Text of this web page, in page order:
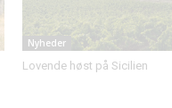
Nyheder
Lovende høst på Sicilien